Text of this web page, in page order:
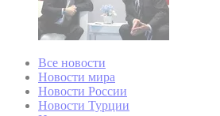
Все новости
Новости мира
Новости России
Новости Турции